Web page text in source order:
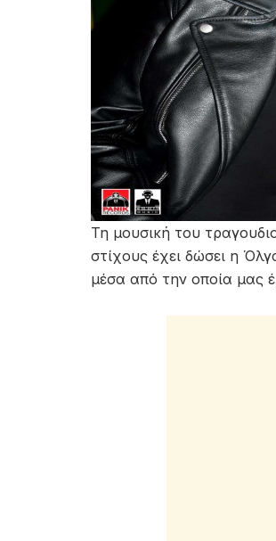
Τη μουσική του
στίχους έχει δώσει η
μέσα από την οποία μας